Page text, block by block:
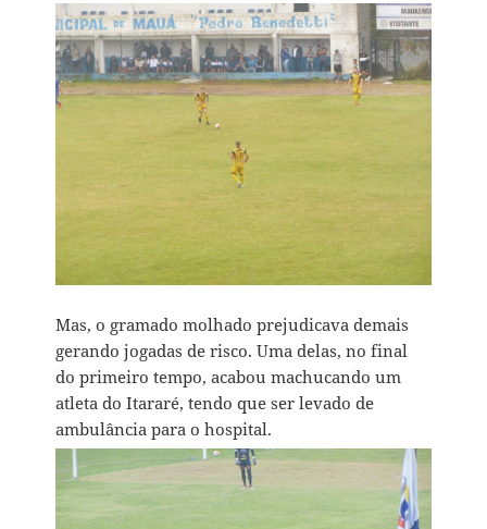
Mas, o gramado molhado prejudicava demais
gerando jogadas de risco. Uma delas, no final
do primeiro tempo, acabou machucando um
atleta do Itararé, tendo que ser levado de
ambulância para o hospital.